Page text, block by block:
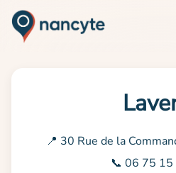
📍 30 Rue de la
📞 06 75